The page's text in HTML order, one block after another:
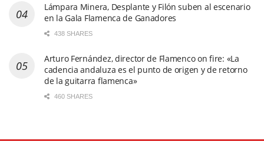
Lámpara Minera, Desplante y Filón suben al escenario
en la Gala Flamenca de Ganadores
438 SHARES
Arturo Fernández, director de Flamenco on fire: «La
cadencia andaluza es el punto de origen y de retorno
de la guitarra flamenca»
460 SHARES